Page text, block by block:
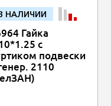
НАЛИЧИИ
Гайка
с
подвески
2110